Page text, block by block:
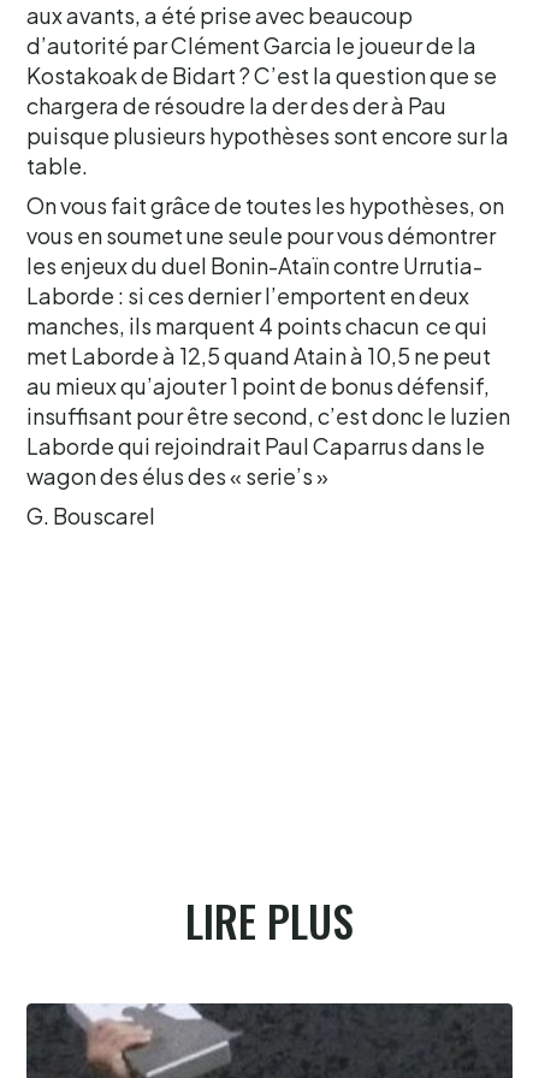
aux avants, a été prise avec beaucoup
d’autorité par Clément Garcia le joueur de la
Kostakoak de Bidart ? C’est la question que se
chargera de résoudre la der des der à Pau
puisque plusieurs hypothèses sont encore sur la
table.
On vous fait grâce de toutes les hypothèses, on
vous en soumet une seule pour vous démontrer
les enjeux du duel Bonin-Ataïn contre Urrutia-
Laborde : si ces dernier l’emportent en deux
manches, ils marquent 4 points chacun ce qui
met Laborde à 12,5 quand Atain à 10,5 ne peut
au mieux qu’ajouter 1 point de bonus défensif,
insuffisant pour être second, c’est donc le luzien
Laborde qui rejoindrait Paul Caparrus dans le
wagon des élus des « serie’s »
G. Bouscarel
LIRE PLUS